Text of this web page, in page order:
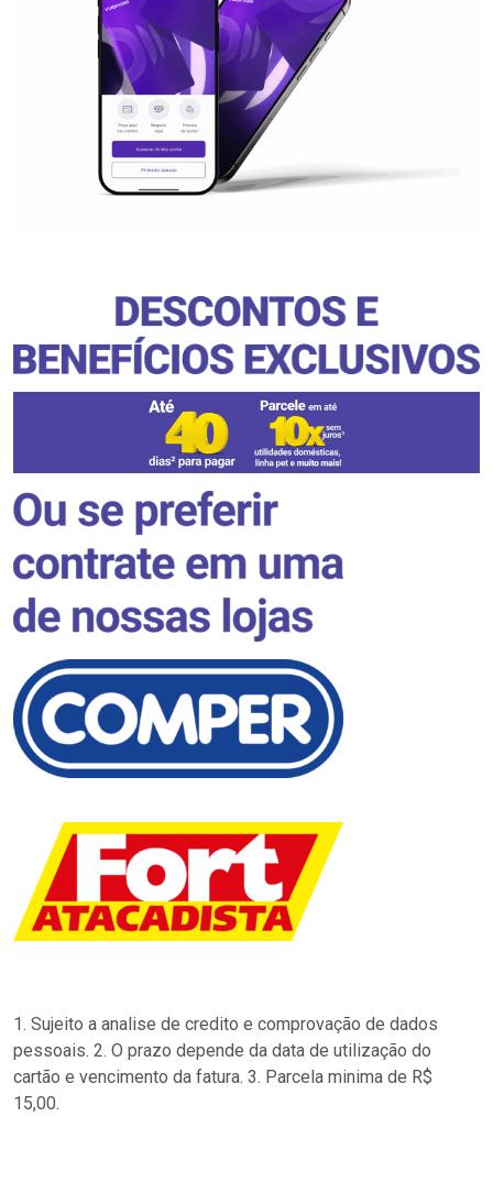
1. Sujeito a analise de credito e comprovação de dados
pessoais. 2. O prazo depende da data de utilização do
cartão e vencimento da fatura. 3. Parcela minima de R$
15,00.